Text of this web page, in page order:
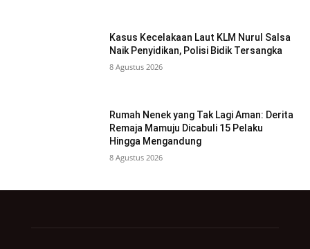
Kasus Kecelakaan Laut KLM Nurul Salsa
Naik Penyidikan, Polisi Bidik Tersangka
8 Agustus 2026
Rumah Nenek yang Tak Lagi Aman: Derita
Remaja Mamuju Dicabuli 15 Pelaku
Hingga Mengandung
8 Agustus 2026